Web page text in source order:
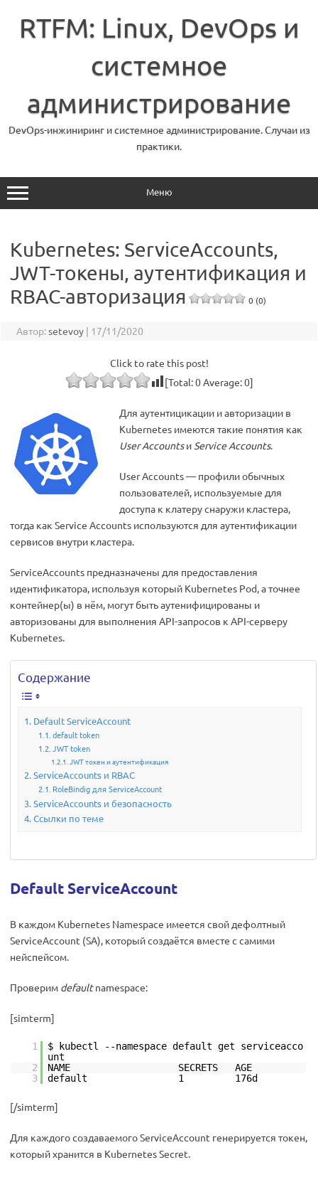
содержимому
RTFM: Linux, DevOps и
системное
администрирование
DevOps-инжиниринг и системное администрирование. Случаи из
практики.
Меню
Kubernetes: ServiceAccounts,
JWT-токены, аутентификация и
RBAC-авторизация
0 (0)
Автор:setevoy | 17/11/2020
Click to rate this post!
[Total:0Average:0]
Для аутентицикации и авторизации в
Kubernetes имеются такие понятия как
User Accountsи Service Accounts.
User Accounts — профили обычных
пользователей, используемые для
доступа к клатеру снаружи кластера,
тогда как Service Accounts используются для аутентификации
сервисов внутри кластера.
ServiceAccounts предназначены для предоставления
идентификатора, используя который Kubernetes Pod, а точнее
контейнер(ы) в нём, могут быть аутенифицированы и
авторизованы для выполнения API-запросов к API-серверу
Kubernetes.
Содержание
Default ServiceAccount
default token
JWT token
JWT токен и аутентификация
ServiceAccounts и RBAC
RoleBindig для ServiceAccount
ServiceAccounts и безопасность
Ссылки по теме
Default ServiceAccount
В каждом Kubernetes Namespace имеется свой дефолтный
ServiceAccount (SA), который создаётся вместе с самими
нейспейсом.
Проверим defaultnamespace:
[simterm]
1
$ kubectl --namespace default get serviceacco
unt
2
NAME SECRETS AGE
3
default 1 176d
[/simterm]
Для каждого создаваемого ServiceAccount генерируется токен,
который хранится в Kubernetes Secret.